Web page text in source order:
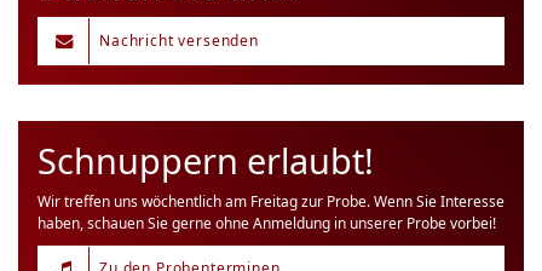
Nachricht versenden
Schnuppern erlaubt!
Wir treffen uns wöchentlich am Freitag zur Probe. Wenn Sie Interesse
haben, schauen Sie gerne ohne Anmeldung in unserer Probe vorbei!